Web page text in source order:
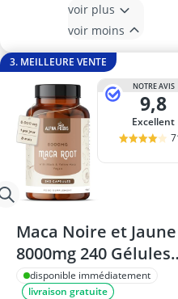
voir plus
voir moins
3. MEILLEURE VENTE
NOTRE AVIS
9,8
Excellent
Maca Noire et Jaune
8000mg 240 Gélules
Vegan Alpha Foods
disponible immédiatement
livraison gratuite